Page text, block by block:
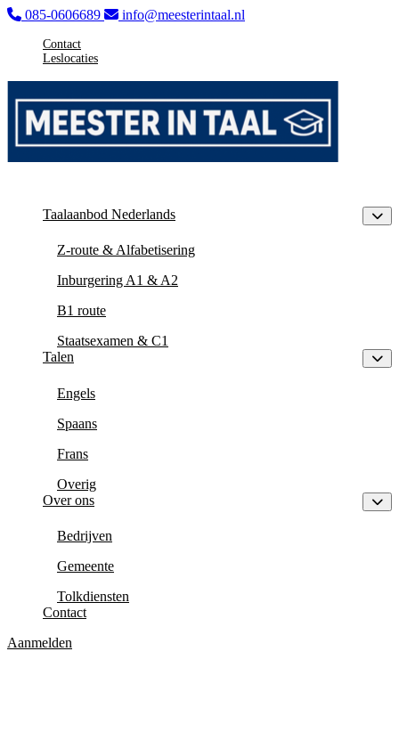
085-0606689 info@meesterintaal.nl
Contact
Leslocaties
Taalaanbod Nederlands
Z-route & Alfabetisering
Inburgering A1 & A2
B1 route
Staatsexamen & C1
Talen
Engels
Spaans
Frans
Overig
Over ons
Bedrijven
Gemeente
Tolkdiensten
Contact
Aanmelden